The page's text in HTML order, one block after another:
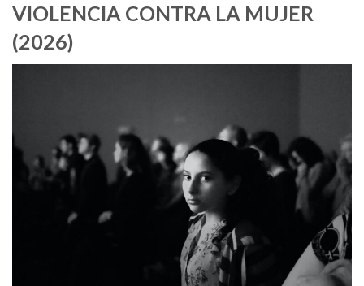
VIOLENCIA CONTRA LA MUJER
(2026)